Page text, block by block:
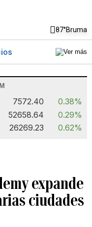
87°Bruma
7572.40
0.38%
52658.64
0.29%
26269.23 0.62%
expande
ciudades